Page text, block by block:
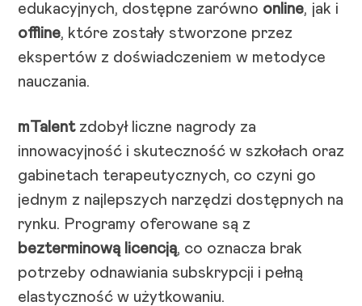
edukacyjnych, dostępne zarówno online, jak i
offline, które zostały stworzone przez
ekspertów z doświadczeniem w metodyce
nauczania.
mTalentzdobył liczne nagrody za
innowacyjność i skuteczność w szkołach oraz
gabinetach terapeutycznych, co czyni go
jednym z najlepszych narzędzi dostępnych na
rynku. Programy oferowane są z
bezterminową licencją, co oznacza brak
potrzeby odnawiania subskrypcji i pełną
elastyczność w użytkowaniu.